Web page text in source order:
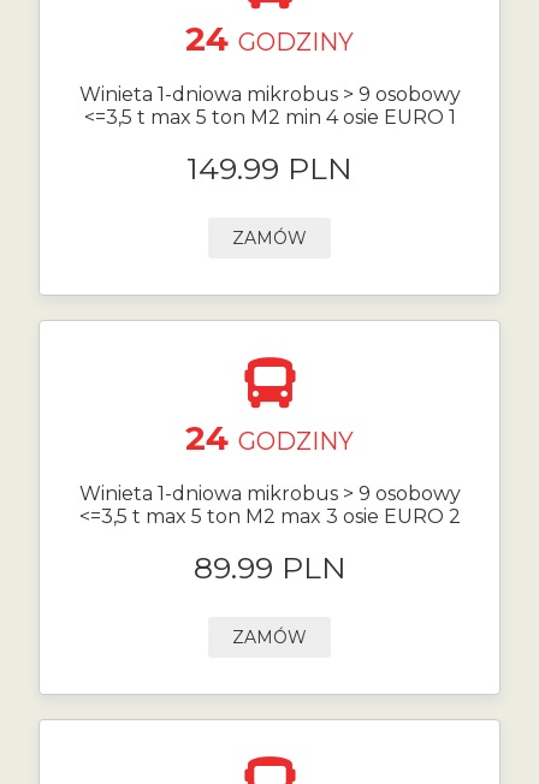
24 GODZINY
Winieta 1-dniowa mikrobus > 9 osobowy
<=3,5 t max 5 ton M2 min 4 osie EURO 1
149.99 PLN
ZAMÓW
24 GODZINY
Winieta 1-dniowa mikrobus > 9 osobowy
<=3,5 t max 5 ton M2 max 3 osie EURO 2
89.99 PLN
ZAMÓW